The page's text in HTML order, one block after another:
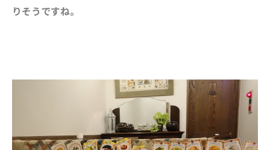
りそうですね。